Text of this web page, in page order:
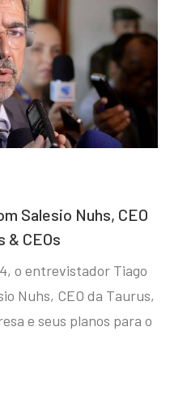
Salesio Nuhs, CEO
& CEOs
o entrevistador Tiago
Nuhs, CEO da Taurus,
e seus planos para o